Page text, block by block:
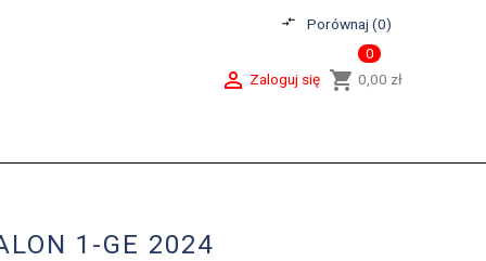
compare_arrows Porównaj (0)
shopping_cart
0
0,00 zł
 Zaloguj się
1-GE 2024